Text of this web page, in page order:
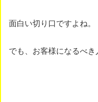
面白い切り口ですよね。
でも、お客様になるべき